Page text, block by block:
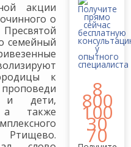
акции
о
семейный
к
и дети,
а также
Ртищево.
8
800
100
30
70